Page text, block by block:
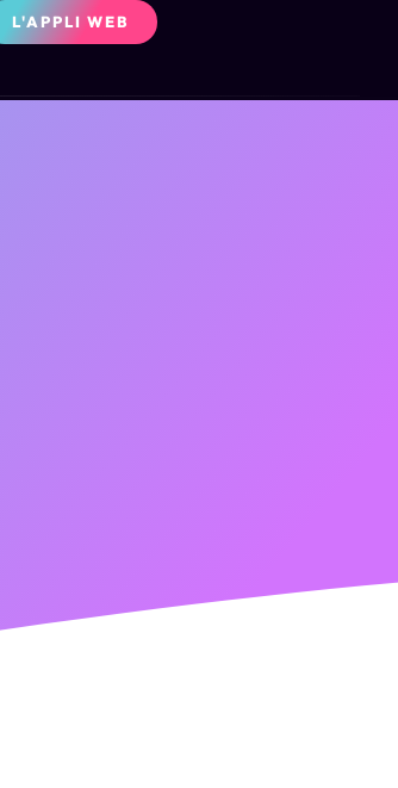
L'APPLI WEB